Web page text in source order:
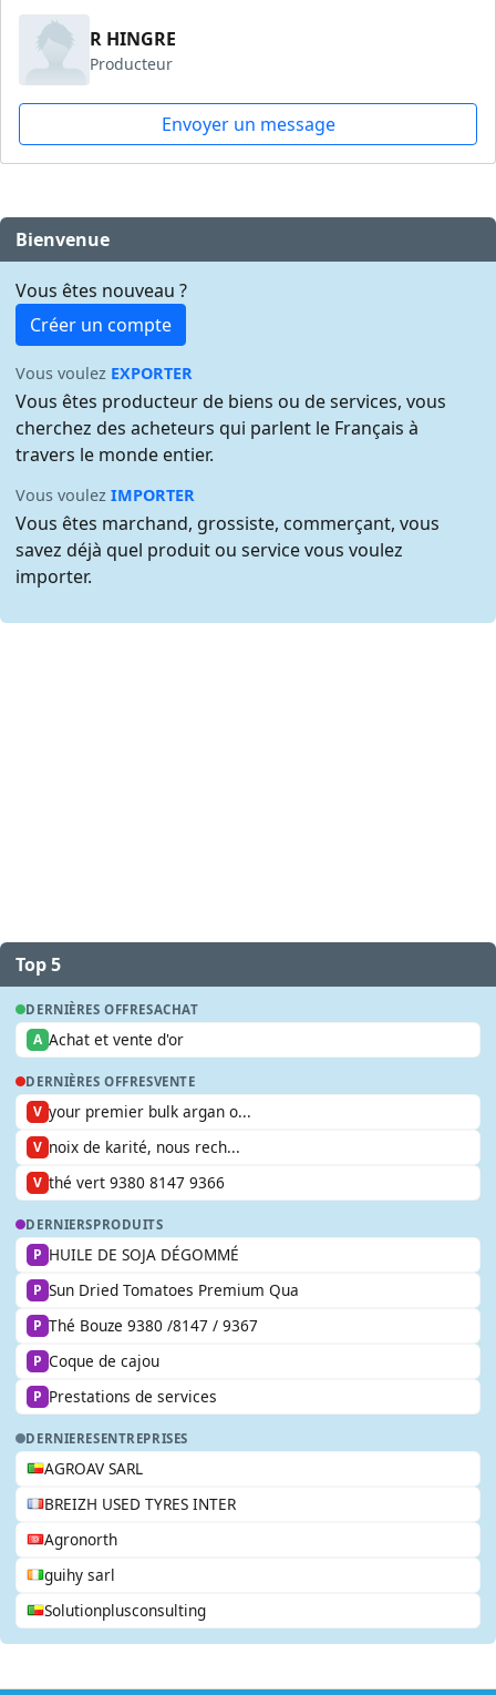
R HINGRE
Producteur
Envoyer un message
Bienvenue
Vous êtes nouveau ?
Créer un compte
Vous voulez EXPORTER
Vous êtes producteur de biens ou de services, vous
cherchez des acheteurs qui parlent le Français à
travers le monde entier.
Vous voulezIMPORTER
Vous êtes marchand, grossiste, commerçant, vous
savez déjà quel produit ou service vous voulez
importer.
Top 5
DERNIÈRES OFFRESACHAT
A Achat et vente d'or
DERNIÈRES OFFRESVENTE
V your premier bulk argan o...
V noix de karité, nous rech...
V thé vert 9380 8147 9366
DERNIERSPRODUITS
P HUILE DE SOJA DÉGOMMÉ
P Sun Dried Tomatoes Premium Qua
P Thé Bouze 9380 /8147 / 9367
P Coque de cajou
P Prestations de services
DERNIERESENTREPRISES
AGROAV SARL
BREIZH USED TYRES INTER
Agronorth
guihy sarl
Solutionplusconsulting